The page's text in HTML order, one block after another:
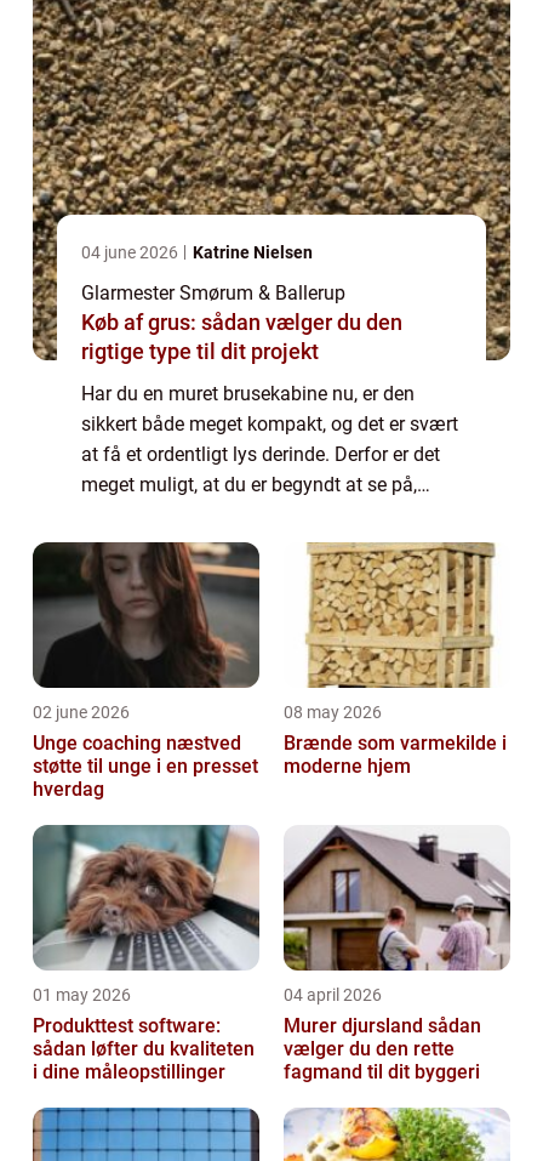
04 june 2026 Katrine Nielsen
Glarmester Smørum & Ballerup
Køb af grus: sådan vælger du den
rigtige type til dit projekt
Har du en muret brusekabine nu, er den
sikkert både meget kompakt, og det er svært
at få et ordentligt lys derinde. Derfor er det
meget muligt, at du er begyndt at se på,
f...
02 june 2026
Unge coaching næstved
støtte til unge i en presset
hverdag
08 may 2026
Brænde som varmekilde i
moderne hjem
01 may 2026
Produkttest software:
sådan løfter du kvaliteten
i dine måleopstillinger
04 april 2026
Murer djursland sådan
vælger du den rette
fagmand til dit byggeri